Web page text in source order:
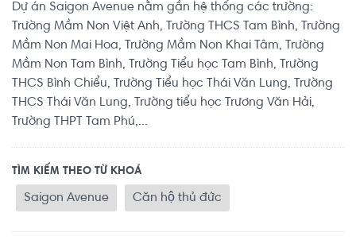
Dự án Saigon Avenue nằm gần hệ thống các trường:
Trường Mầm Non Việt Anh, Trường THCS Tam Bình, Trường
Mầm Non Mai Hoa, Trường Mầm Non Khai Tâm, Trường
Mầm Non Tam Bình, Trường Tiểu học Tam Bình, Trường
THCS Bình Chiểu, Trường Tiểu học Thái Văn Lung, Trường
THCS Thái Văn Lung, Trường tiểu học Trương Văn Hải,
Trường THPT Tam Phú,...
TÌM KIẾM THEO TỪ KHOÁ
Saigon Avenue Căn hộ thủ đức